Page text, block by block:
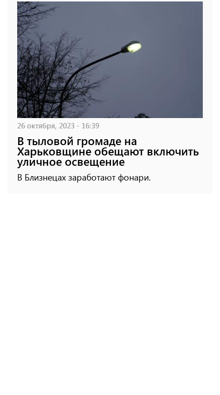
26 октября, 2023 - 16:39
В тыловой громаде на
Харьковщине обещают включить
уличное освещение
В Близнецах заработают фонари.